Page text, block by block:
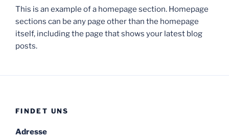
This is an example of a homepage section. Homepage
sections can be any page other than the homepage
itself, including the page that shows your latest blog
posts.
FINDET UNS
Adresse